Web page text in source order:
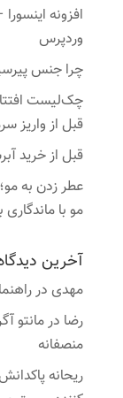
افزونه
وردپرس
چرا جنس
قبل از واریز
قبل از خرید
عطر زدن به
مو با ماندگاری
آخرین
مهدیدر
رضا درمانتو
منصفانه
ریحانه